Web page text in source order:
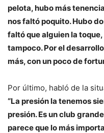
pelota, hubo más
nos faltó poquito. Hubo
faltó que alguien la
tampoco. Por el
más, con un poco de
Por último, habló de la
“La presión la tenemos
presión. Es un club
parece que lo más